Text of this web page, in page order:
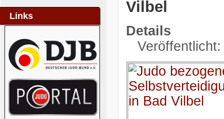
Links
Vilbel
Details